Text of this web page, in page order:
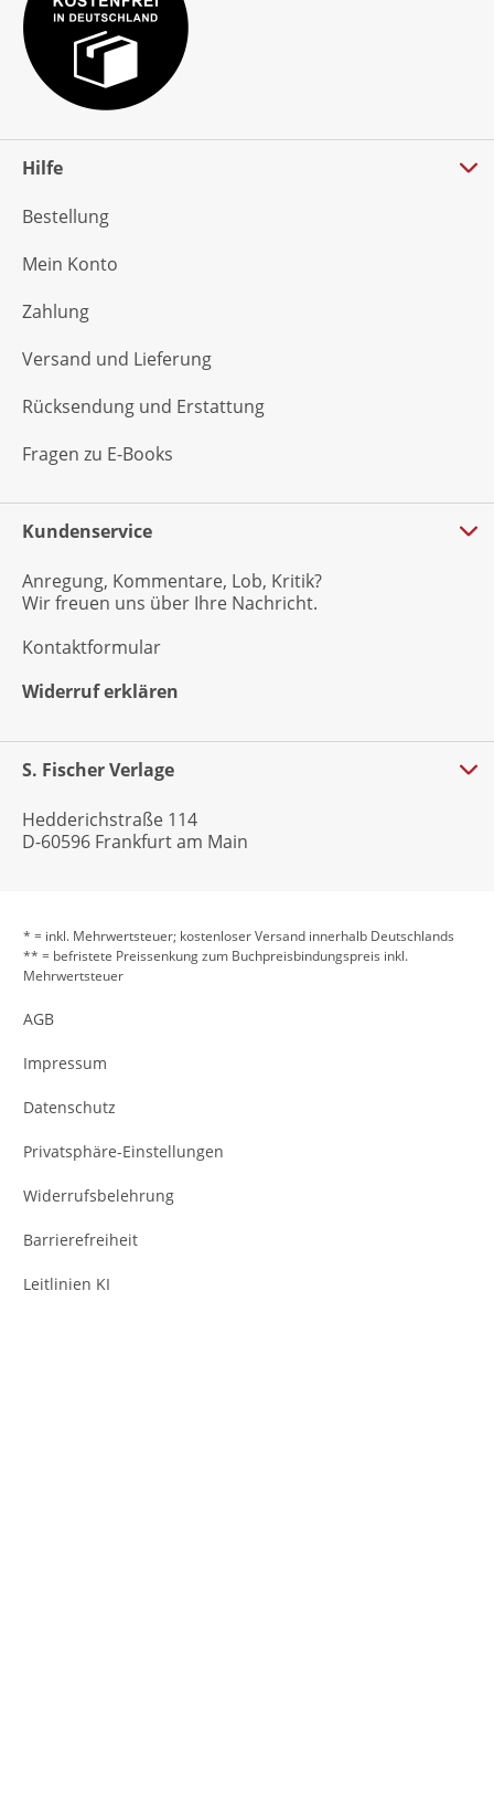
Hilfe
Bestellung
Mein Konto
Zahlung
Versand und Lieferung
Rücksendung und Erstattung
Fragen zu E-Books
Kundenservice
Anregung, Kommentare, Lob, Kritik?
Wir freuen uns über Ihre Nachricht.
Kontaktformular
Widerruf erklären
S. Fischer Verlage
Hedderichstraße 114
D-60596 Frankfurt am Main
* = inkl. Mehrwertsteuer; kostenloser Versand innerhalb Deutschlands
** = befristete Preissenkung zum Buchpreisbindungspreis inkl.
Mehrwertsteuer
AGB
Impressum
Datenschutz
Privatsphäre-Einstellungen
Widerrufsbelehrung
Barrierefreiheit
Leitlinien KI